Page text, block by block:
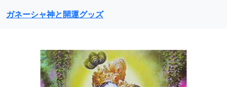
ガネーシャ神と開運グッズ